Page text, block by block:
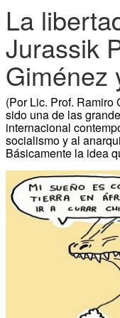
La
Jurassik
Giménez
(Por Lic. Prof. Ramiro
sido una de las
internacional
socialismo y al
Básicamente la idea